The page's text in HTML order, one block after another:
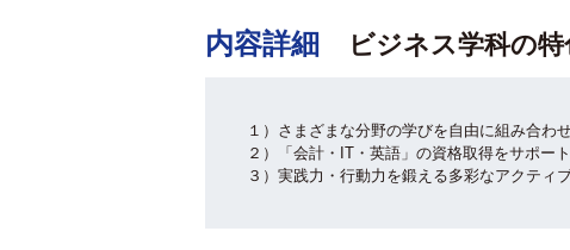
内容詳細 ビジネス学科の特
１）さまざまな分野の学びを自由に組み合わ
２）「会計・IT・英語」の資格取得をサポート
３）実践力・行動力を鍛える多彩なアクティ